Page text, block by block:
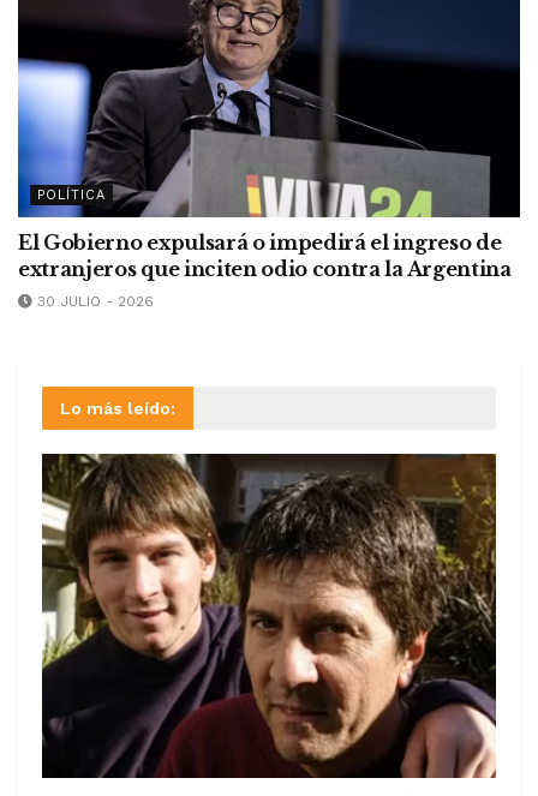
POLÍTICA
El Gobierno expulsará o impedirá el ingreso de
extranjeros que inciten odio contra la Argentina
30 JULIO - 2026
Lo más leído: